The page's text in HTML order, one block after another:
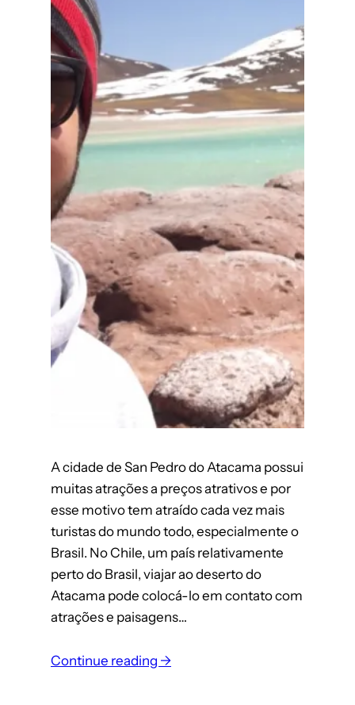
A cidade de San Pedro do Atacama possui
muitas atrações a preços atrativos e por
esse motivo tem atraído cada vez mais
turistas do mundo todo, especialmente o
Brasil. No Chile, um país relativamente
perto do Brasil, viajar ao deserto do
Atacama pode colocá-lo em contato com
atrações e paisagens…
Continue reading →